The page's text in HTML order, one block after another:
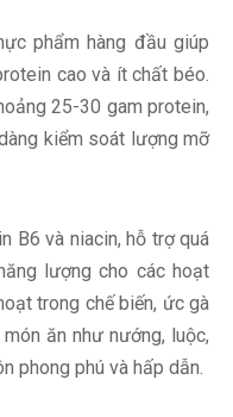
phẩm hàng đầu giúp
cao và ít chất béo.
25-30 gam protein,
kiểm soát lượng mỡ
B6 và niacin, hỗ trợ quá
lượng cho các hoạt
trong chế biến, ức gà
ăn như nướng, luộc,
phong phú và hấp dẫn.